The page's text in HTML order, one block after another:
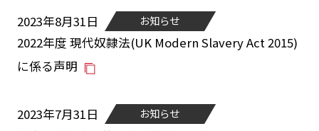
2023年8月31日 お知らせ
2022年度 現代奴隷法(UK Modern Slavery Act 2015)
に係る声明
2023年7月31日 お知らせ